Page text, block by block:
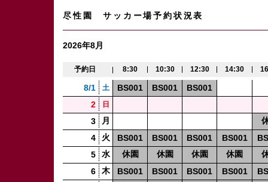
尽性園 サッカー場予約状況表
2026年8月
予約日 8:30 10:30 12:30 14:30
8/1 土 BS001 BS001
BS001
2
日
3 月
4
火 BS001 BS001 BS001 BS001
5
水 休園 休園 休園 休園
6
木 BS001 BS001 BS001 BS001